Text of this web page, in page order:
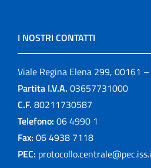
I NOSTRI CONTATTI
Viale Regina Elena 299, 00161 –
Partita I.V.A. 03657731000
C.F. 80211730587
Telefono: 06 4990 1
Fax: 06 4938 7118
PEC: